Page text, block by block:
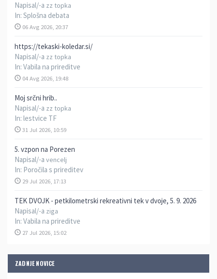
Napisal/-a zz topka
In: Splošna debata
06 Avg 2026, 20:37
https://tekaski-koledar.si/
Napisal/-a zz topka
In: Vabila na prireditve
04 Avg 2026, 19:48
Moj srčni hrib..
Napisal/-a zz topka
In: lestvice TF
31 Jul 2026, 10:59
5. vzpon na Porezen
Napisal/-a vencelj
In: Poročila s prireditev
29 Jul 2026, 17:13
TEK DVOJK - petkilometrski rekreativni tek v dvoje, 5. 9. 2026
Napisal/-a ziga
In: Vabila na prireditve
27 Jul 2026, 15:02
ZADNJE NOVICE